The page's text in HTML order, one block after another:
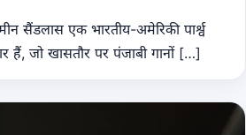
सैंडलास एक भारतीय-अमेरिकी पार्श्व
हैं, जो खासतौर पर पंजाबी गानों […]